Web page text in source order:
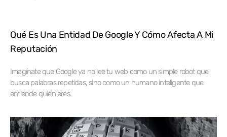
Qué Es Una Entidad De Google Y Cómo Afecta A Mi
Reputación
Imagínate que Google ya no lee tu web como un simple robot que
busca palabras repetidas, sino como un humano inteligente que
entiende quién eres.